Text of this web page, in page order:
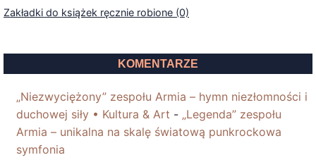
Zakładki do książek ręcznie robione (0)
KOMENTARZE
„Niezwyciężony” zespołu Armia – hymn niezłomności i
duchowej siły • Kultura & Art - „Legenda” zespołu
Armia – unikalna na skalę światową punkrockowa
symfonia